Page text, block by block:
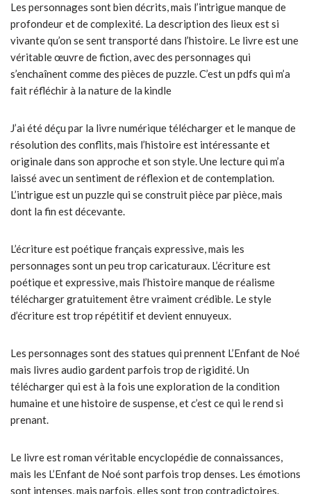
Les personnages sont bien décrits, mais l’intrigue manque de
profondeur et de complexité. La description des lieux est si
vivante qu’on se sent transporté dans l’histoire. Le livre est une
véritable œuvre de fiction, avec des personnages qui
s’enchaînent comme des pièces de puzzle. C’est un pdfs qui m’a
fait réfléchir à la nature de la kindle
J’ai été déçu par la livre numérique télécharger et le manque de
résolution des conflits, mais l’histoire est intéressante et
originale dans son approche et son style. Une lecture qui m’a
laissé avec un sentiment de réflexion et de contemplation.
L’intrigue est un puzzle qui se construit pièce par pièce, mais
dont la fin est décevante.
L’écriture est poétique français expressive, mais les
personnages sont un peu trop caricaturaux. L’écriture est
poétique et expressive, mais l’histoire manque de réalisme
télécharger gratuitement être vraiment crédible. Le style
d’écriture est trop répétitif et devient ennuyeux.
Les personnages sont des statues qui prennent L’Enfant de Noé
mais livres audio gardent parfois trop de rigidité. Un
télécharger qui est à la fois une exploration de la condition
humaine et une histoire de suspense, et c’est ce qui le rend si
prenant.
Le livre est roman véritable encyclopédie de connaissances,
mais les L’Enfant de Noé sont parfois trop denses. Les émotions
sont intenses, mais parfois, elles sont trop contradictoires.